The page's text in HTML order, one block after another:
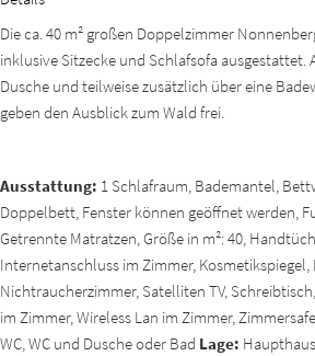
Die ca. 40 m² großen Doppelzimmer
inklusive Sitzecke und Schlafsofa ausgestattet.
Dusche und teilweise zusätzlich über eine
geben den Ausblick zum Wald frei.
Ausstattung: 1 Schlafraum, Bademantel,
Doppelbett, Fenster können geöffnet werden,
Getrennte Matratzen, Größe in m²: 40,
Internetanschluss im Zimmer, Kosmetikspiegel,
Nichtraucherzimmer, Satelliten TV,
im Zimmer, Wireless Lan im Zimmer, Zimmersafe
WC, WC und Dusche oder Bad Lage: Haupthaus